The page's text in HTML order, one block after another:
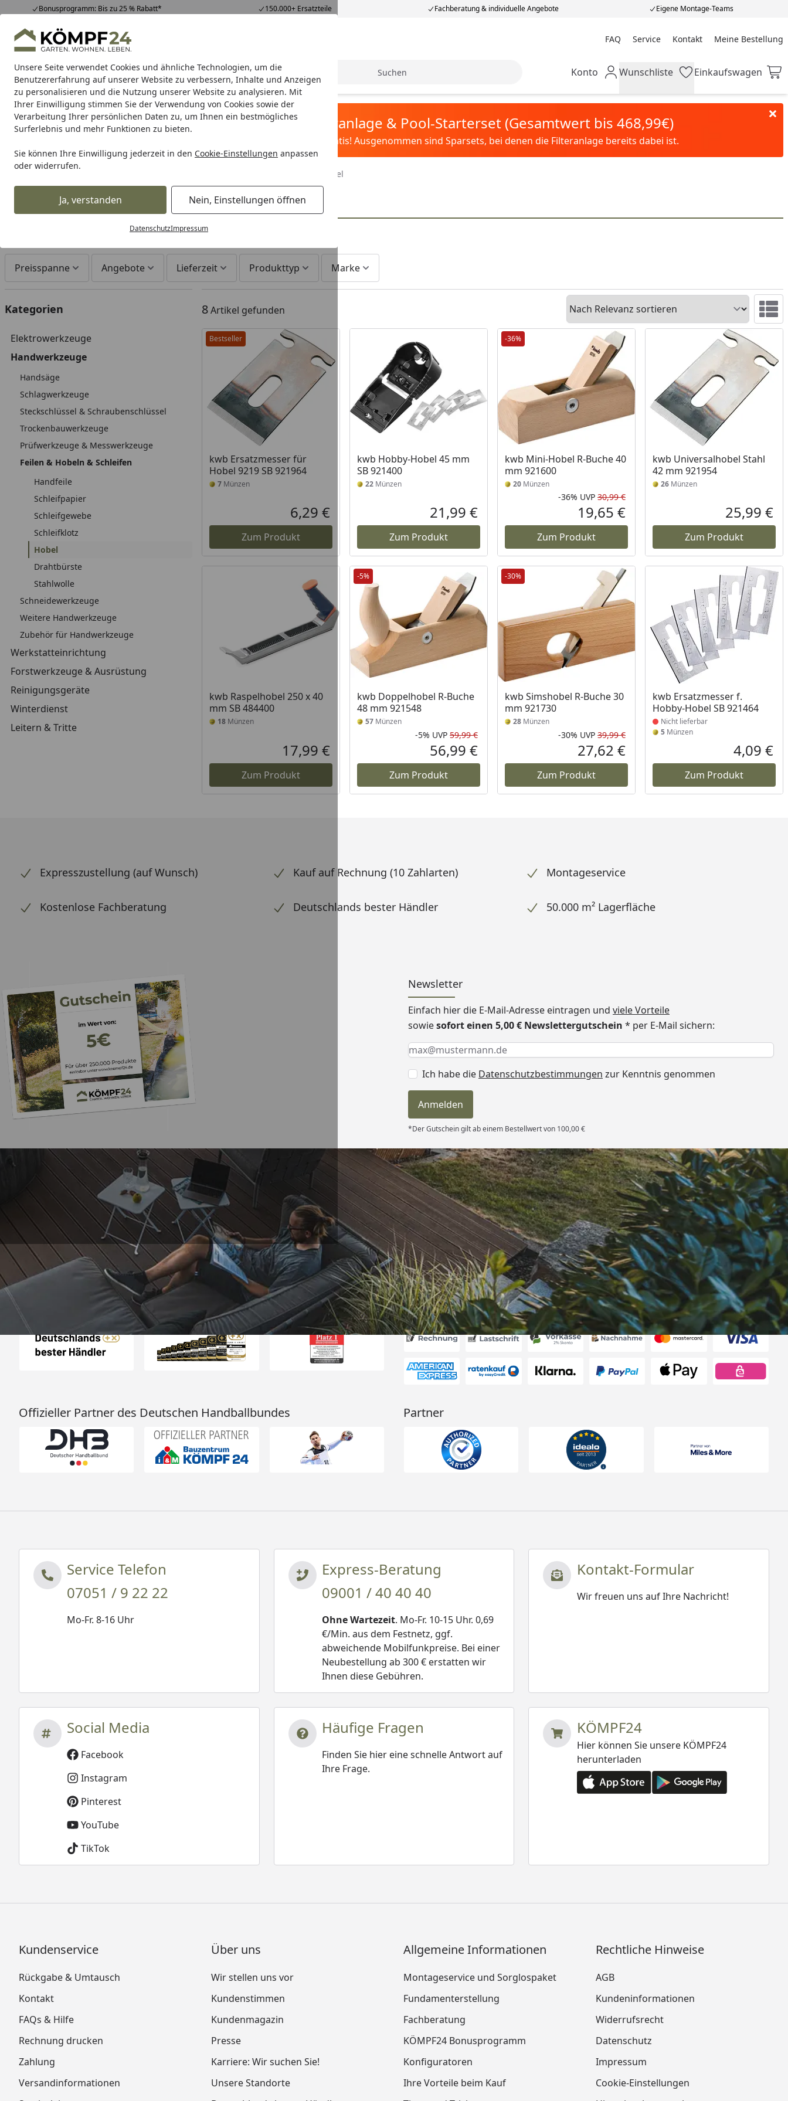
Unsere Seite verwendet Cookies und ähnliche Technologien, um die
Benutzererfahrung auf unserer Website zu verbessern, Inhalte und Anzeigen
zu personalisieren und die Nutzung unserer Website zu analysieren. Mit
Ihrer Einwilligung stimmen Sie der Verwendung von Cookies sowie der
Verarbeitung Ihrer persönlichen Daten zu, um Ihnen ein bestmögliches
Surferlebnis und mehr Funktionen zu bieten.
Sie können Ihre Einwilligung jederzeit in den Cookie-Einstellungen anpassen
oder widerrufen.
Ja, verstanden Nein, Einstellungen öffnen
DatenschutzImpressum
Bonusprogramm: Bis zu 25 % Rabatt* 150.000+ Ersatzteile Fachberatung & individuelle Angebote Eigene Montage-Teams
Hotline07051 / 9 22 22
Mo-Fr. 8-16 Uhr 25.957 Bewertungen FAQ Service Kontakt Meine Bestellung
Meine Bestellung
Alle Produkte
Alle ProdukteHighlights Tipps & Tricks Suche Mein Konto
Konto Wunschliste
Wunschliste Einkaufswagen
Einkaufswagen
Karibu Pools inkl. gratis Sandfilteranlage & Pool-Starterset (Gesamtwert bis 468,99€)
Dein Traumpool im Sorglos-Paket: Filter&Pflege gratis! Ausgenommen sind Sparsets, bei denen die Filteranlage bereits dabei ist.
Startseite
Hobel
Ihre Artikelübersicht
Preisspanne Angebote Lieferzeit Produkttyp Marke
Kategorien
Elektrowerkzeuge
Handwerkzeuge
Handsäge
Schlagwerkzeuge
Steckschlüssel & Schraubenschlüssel
Trockenbauwerkzeuge
Prüfwerkzeuge & Messwerkzeuge
Feilen & Hobeln & Schleifen
Handfeile
Schleifpapier
Schleifgewebe
Schleifklotz
Hobel
Drahtbürste
Stahlwolle
Schneidewerkzeuge
Weitere Handwerkzeuge
Zubehör für Handwerkzeuge
Werkstatteinrichtung
Forstwerkzeuge & Ausrüstung
Reinigungsgeräte
Winterdienst
Leitern & Tritte
8Artikel gefunden
Sortieren
Bestseller
kwb Ersatzmesser für
Hobel 9219 SB 921964
7 Münzen
Aktueller Preis
6,29 €
Zum Produkt
kwb Hobby-Hobel 45 mm
SB 921400
22 Münzen
Aktueller Preis
21,99 €
Zum Produkt
-36%
kwb Mini-Hobel R-Buche 40
mm 921600
20 Münzen
Rabatt in Prozent
-36%
Ursprünglicher Preis
UVP 30,99 €
Aktueller Preis
19,65 €
Zum Produkt
kwb Universalhobel Stahl
42 mm 921954
26 Münzen
25,99 €
Zum Produkt
kwb Raspelhobel 250 x 40
mm SB 484400
18 Münzen
Aktueller Preis
17,99 €
Zum Produkt
-5%
kwb Doppelhobel R-Buche
48 mm 921548
57 Münzen
Rabatt in Prozent
-5%
Ursprünglicher Preis
UVP 59,99 €
Aktueller Preis
56,99 €
Zum Produkt
-30%
kwb Simshobel R-Buche 30
mm 921730
28 Münzen
Rabatt in Prozent
-30%
Ursprünglicher Preis
UVP 39,99 €
Aktueller Preis
27,62 €
Zum Produkt
kwb Ersatzmesser f.
Hobby-Hobel SB 921464
Produkt nicht lieferbar
Nicht lieferbar
5 Münzen
4,09 €
Zum Produkt
Expresszustellung (auf Wunsch) Kauf auf Rechnung (10 Zahlarten) Montageservice
Kostenlose Fachberatung Deutschlands bester Händler 50.000 m² Lagerfläche
Newsletter
Einfach hier die E-Mail-Adresse eintragen und viele Vorteile
sowiesofort einen 5,00 € Newslettergutschein * per E-Mail sichern:
Keine Eingabe erforderlich
Eingabe erforderlich
E-Mail *
Ich habe die Datenschutzbestimmungen zur Kenntnis genommen
Anmelden
*Der Gutschein gilt ab einem Bestellwert von 100,00 €
Trusted Shops
4,81/ 5
25.957 Bewertungen
„- Retouren Bearbeitung wurde
umgehend erledigt“
04.08.2026
Versand
Auszeichnungen Akzeptierte Zahlungsarten
Offizieller Partner des Deutschen Handballbundes Partner
Service Telefon
07051 / 9 22 22
Mo-Fr. 8-16 Uhr
Express-Beratung
09001 / 40 40 40
Ohne Wartezeit. Mo-Fr. 10-15 Uhr. 0,69
€/Min. aus dem Festnetz, ggf.
abweichende Mobilfunkpreise. Bei einer
Neubestellung ab 300 € erstatten wir
Ihnen diese Gebühren.
Kontakt-Formular
Wir freuen uns auf Ihre Nachricht!
Social Media
Facebook
Instagram
Pinterest
YouTube
TikTok
Häufige Fragen
Finden Sie hier eine schnelle Antwort auf
Ihre Frage.
KÖMPF24
Hier können Sie unsere KÖMPF24
herunterladen
Kundenservice
Rückgabe & Umtausch
Kontakt
FAQs & Hilfe
Rechnung drucken
Zahlung
Versandinformationen
Über uns
Wir stellen uns vor
Kundenstimmen
Kundenmagazin
Presse
Karriere: Wir suchen Sie!
Unsere Standorte
Allgemeine Informationen
Montageservice und Sorglospaket
Fundamenterstellung
Fachberatung
KÖMPF24 Bonusprogramm
Konfiguratoren
Ihre Vorteile beim Kauf
Rechtliche Hinweise
AGB
Kundeninformationen
Widerrufsrecht
Datenschutz
Impressum
Cookie-Einstellungen